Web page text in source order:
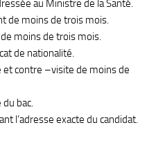
au Ministre de la Santé.
de moins de trois mois.
moins de trois mois.
de nationalité.
et contre –visite de moins de
bac.
l’adresse exacte du candidat.